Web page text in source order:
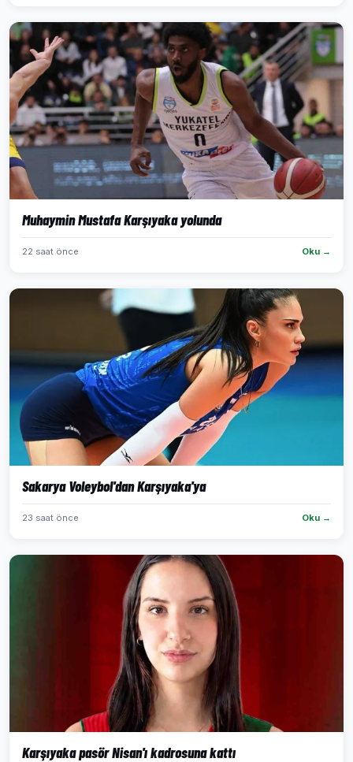
Muhaymin Mustafa Karşıyaka yolunda
22 saat önce Oku →
Sakarya Voleybol'dan Karşıyaka'ya
23 saat önce Oku →
Karşıyaka pasör Nisan'ı kadrosuna kattı